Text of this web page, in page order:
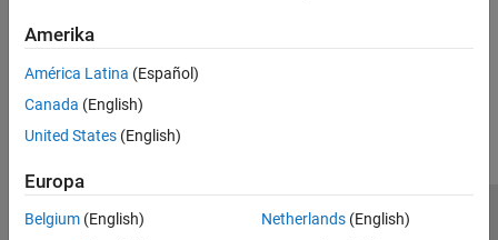
Amerika
América Latina (Español)
Canada (English)
United States (English)
Europa
Belgium (English)
Netherlands(English)
Trust Center
Datenschutz-Richtlinien